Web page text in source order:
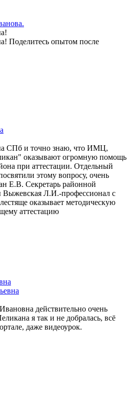
Поделитесь опытом после
СПб и точно знаю, что ИМЦ,
оказывают огромную помощь
при аттестации. Отдельный
этому вопросу, очень
Е.В. Секретарь районной
Выжевская Л.И.-профессионал с
оказывает методическую
аттестацию
действительно очень
я так и не добралась, всё
даже видеоурок.